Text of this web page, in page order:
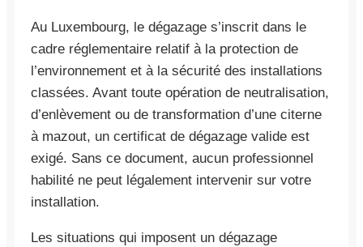
Au Luxembourg, le dégazage s’inscrit dans le
cadre réglementaire relatif à la protection de
l’environnement et à la sécurité des installations
classées. Avant toute opération de neutralisation,
d’enlèvement ou de transformation d’une citerne
à mazout, un certificat de dégazage valide est
exigé. Sans ce document, aucun professionnel
habilité ne peut légalement intervenir sur votre
installation.
Les situations qui imposent un dégazage